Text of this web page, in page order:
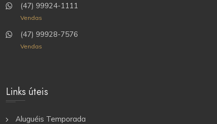
(47) 99924-1111
Vendas
(47) 99928-7576
Vendas
Links úteis
Aluguéis Temporada